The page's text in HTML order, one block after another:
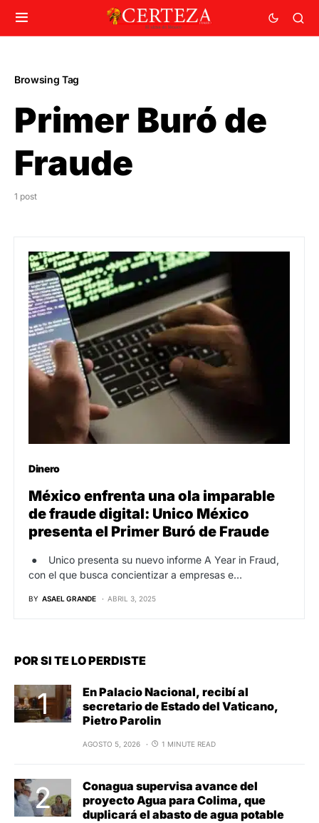
Browsing Tag
Primer Buró de
Fraude
1 post
Dinero
México enfrenta una ola imparable
de fraude digital: Unico México
presenta el Primer Buró de Fraude
● Unico presenta su nuevo informe A Year in Fraud,
con el que busca concientizar a empresas e…
BY ASAEL GRANDE ABRIL 3, 2025
POR SI TE LO PERDISTE
En Palacio Nacional, recibí al
secretario de Estado del Vaticano,
Pietro Parolin
AGOSTO 5, 2026 1 MINUTE READ
Conagua supervisa avance del
proyecto Agua para Colima, que
duplicará el abasto de agua potable